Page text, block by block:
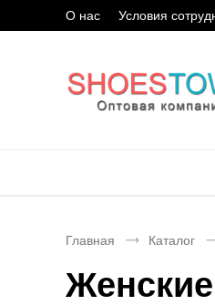
О нас Условия
Главная Каталог